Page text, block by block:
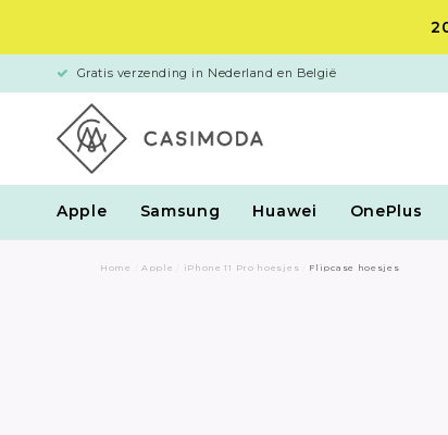
Gratis verzending in Nederland en België
Apple Samsung Huawei OnePlus
Home Apple iPhone 11 Pro hoesjes Flipcase hoesjes